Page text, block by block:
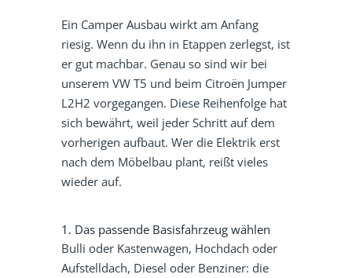
Ein Camper Ausbau wirkt am Anfang
riesig. Wenn du ihn in Etappen zerlegst, ist
er gut machbar. Genau so sind wir bei
unserem VW T5 und beim Citroën Jumper
L2H2 vorgegangen. Diese Reihenfolge hat
sich bewährt, weil jeder Schritt auf dem
vorherigen aufbaut. Wer die Elektrik erst
nach dem Möbelbau plant, reißt vieles
wieder auf.
1. Das passende Basisfahrzeug wählen
Bulli oder Kastenwagen, Hochdach oder
Aufstelldach, Diesel oder Benziner: die